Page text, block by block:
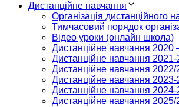
Дистанційне навчання
Організація дистанційного
Тимчасовий порядок
Відео уроки (онлайн школа)
Дистанційне навчання 2020
Дистанційне навчання
Дистанційне навчання 2022/
Дистанційне навчання
Дистанційне навчання
Дистанційне навчання 2025/